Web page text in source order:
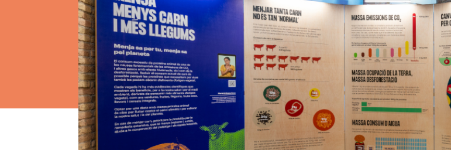
Memòria d'activitats
Proposta educativa
Xarxes socials